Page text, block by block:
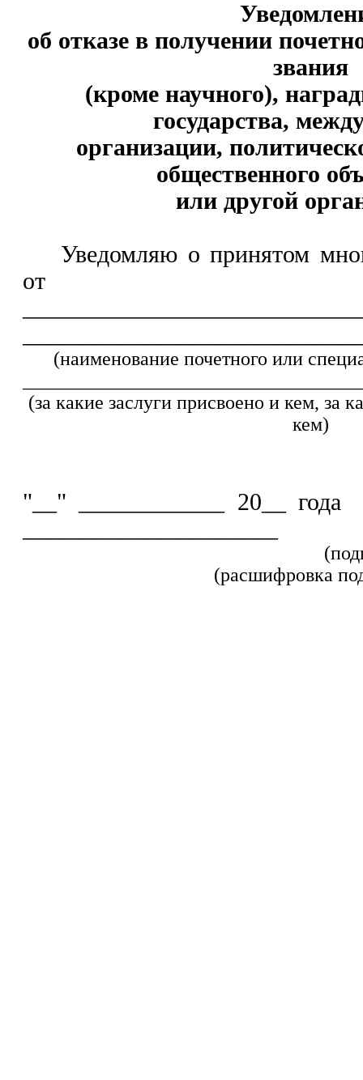
об отказе в получении
звания
(кроме научного),
государства,
организации,
общественного
или другой
Уведомляю о принятом
от
(наименование почетного или
(за какие заслуги присвоено и кем, за
кем)
"__" ____________ 20__
(расшифровка